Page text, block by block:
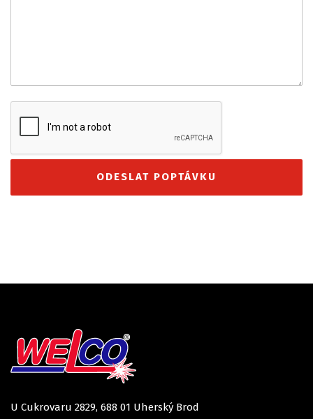
U Cukrovaru 2829, 688 01 Uherský Brod